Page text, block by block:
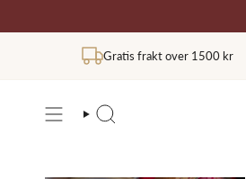
Gratis frakt over 1500 kr
SØK